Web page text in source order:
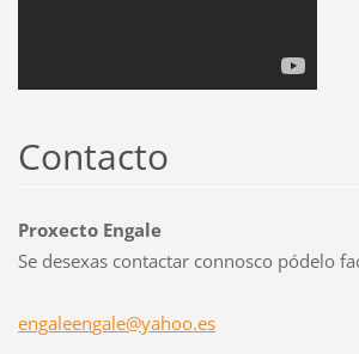
Contacto
Proxecto Engale
Se desexas contactar connosco pódelo
engaleengale@yahoo.es